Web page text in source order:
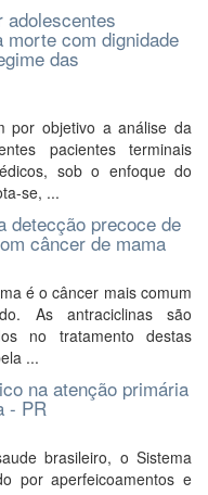
adolescentes
com dignidade
das
por objetivo a análise da
pacientes terminais
sob o enfoque do
se, ...
detecção precoce de
câncer de mama
é o câncer mais comum
As antraciclinas são
no tratamento destas
...
na atenção primária
- PR
brasileiro, o Sistema
por aperfeicoamentos e